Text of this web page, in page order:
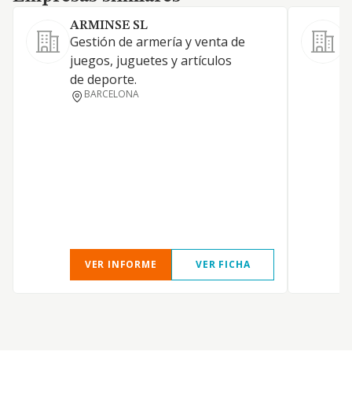
ARMINSE SL
Gestión de armería y venta de
juegos, juguetes y artículos
de deporte.
BARCELONA
VER INFORME VER FICHA